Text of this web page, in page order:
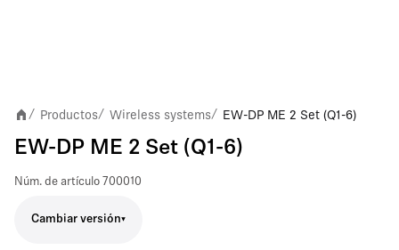
/ Productos/ Wireless systems/ EW-DP ME 2 Set (Q1-6)
EW-DP ME 2 Set (Q1-6)
Núm. de artículo 700010
Cambiar versión